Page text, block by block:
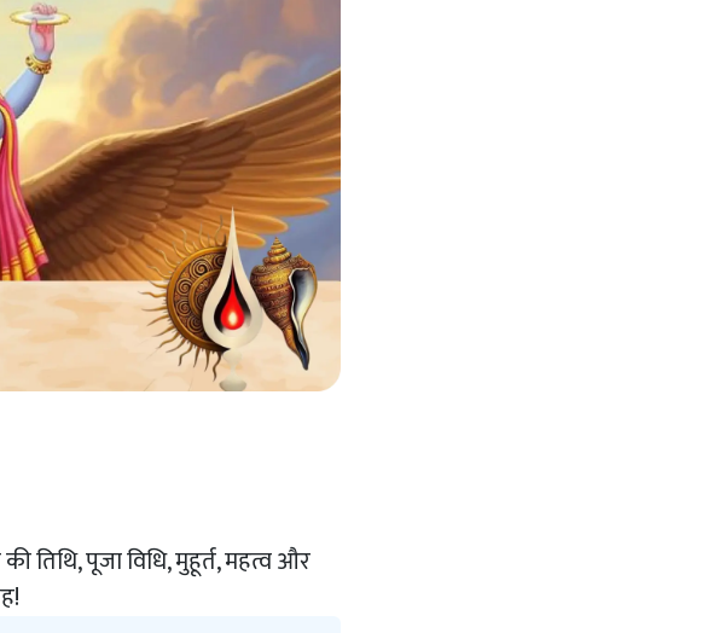
तिथि, पूजा विधि, मुहूर्त, महत्व और